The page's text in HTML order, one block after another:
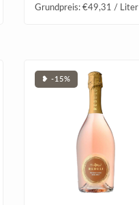
Grundpreis: €49,31 / Liter
❥ -15%